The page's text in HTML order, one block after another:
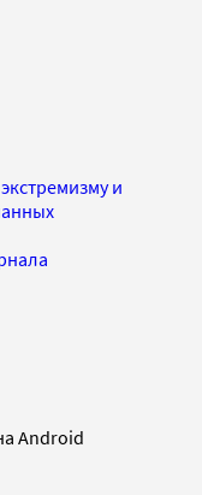
и
Android